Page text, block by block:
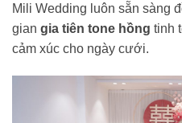
Mili Wedding luôn sẵn sàng
gian gia tiên tone hồng tinh
cảm xúc cho ngày cưới.